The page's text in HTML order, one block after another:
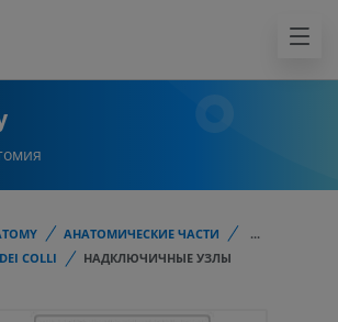
АНАТОМИЧЕСКИЕ ЧАСТИ
...
COLLI
НАДКЛЮЧИЧНЫЕ УЗЛЫ